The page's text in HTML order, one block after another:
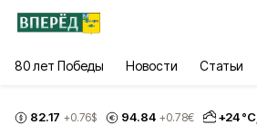
80 лет Победы Новости Статьи
82.17 +0.76$ 94.84 +0.78€ +24°С,